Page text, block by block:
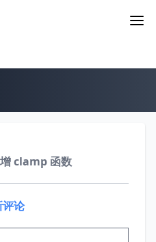
clamp 函数
论